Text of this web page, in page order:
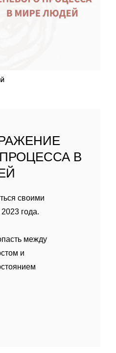
В
своими
года.
между
и